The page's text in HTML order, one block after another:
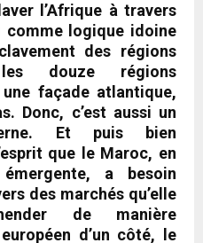
l’Afrique à travers
logique idoine
des régions
douze régions
façade atlantique,
Donc, c’est aussi un
Et puis bien
que le Maroc, en
a besoin
des marchés qu’elle
de manière
d’un côté, le